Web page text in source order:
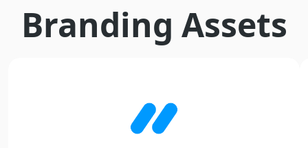
Branding Assets